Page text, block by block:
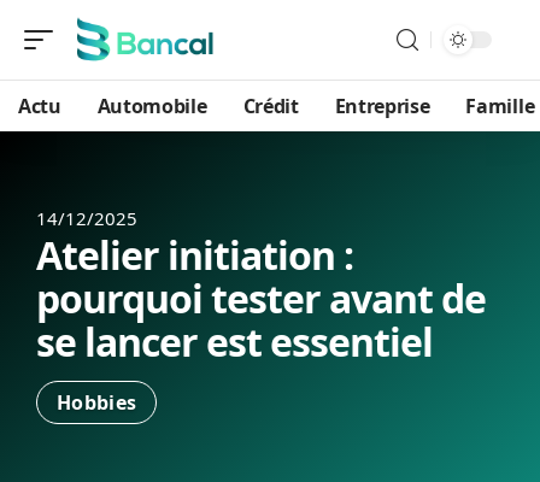
Actu Automobile Crédit Entreprise Famille
14/12/2025
Atelier initiation :
pourquoi tester avant de
se lancer est essentiel
Hobbies